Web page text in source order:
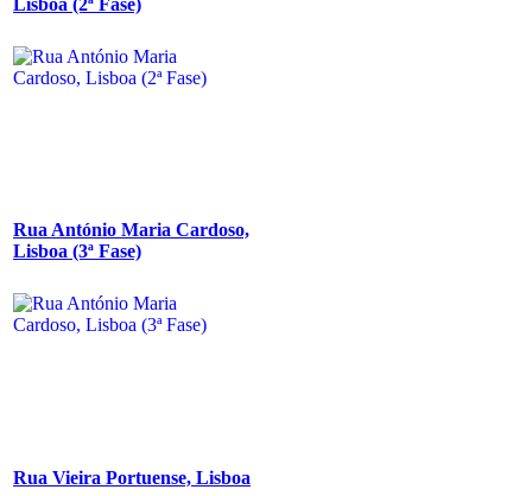
Rua António Maria Cardoso,
Lisboa (3ª Fase)
Rua Vieira Portuense, Lisboa